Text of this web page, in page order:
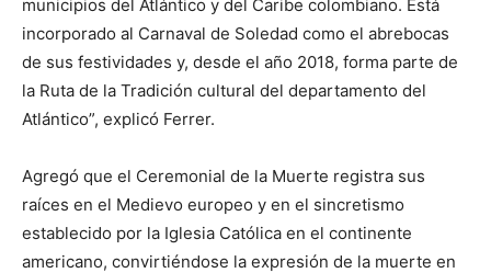
municipios del Atlántico y del Caribe colombiano. Está
incorporado al Carnaval de Soledad como el abrebocas
de sus festividades y, desde el año 2018, forma parte de
la Ruta de la Tradición cultural del departamento del
Atlántico”, explicó Ferrer.
Agregó que el Ceremonial de la Muerte registra sus
raíces en el Medievo europeo y en el sincretismo
establecido por la Iglesia Católica en el continente
americano, convirtiéndose la expresión de la muerte en